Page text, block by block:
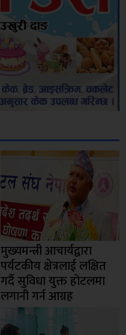
मुख्यमन्त्री आचार्यद्वारा
पर्यटकीय क्षेत्रलाई लक्षित
गर्दै सुविधा युक्त होटलमा
लगानी गर्न आग्रह